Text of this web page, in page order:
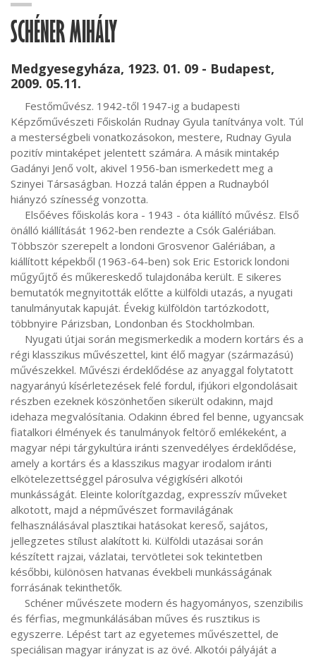
SCHÉNER MIHÁLY
Medgyesegyháza, 1923. 01. 09 - Budapest,
2009. 05.11.
Képzőművészeti Főiskolán Rudnay Gyula tanítványa volt. Túl
a mesterségbeli vonatkozásokon, mestere, Rudnay Gyula
pozitív mintaképet jelentett számára. A másik mintakép
Gadányi Jenő volt, akivel 1956-ban ismerkedett meg a
Szinyei Társaságban. Hozzá talán éppen a Rudnayból
hiányzó színesség vonzotta.
önálló kiállítását 1962-ben rendezte a Csók Galériában.
Többször szerepelt a londoni Grosvenor Galériában, a
kiállított képekből (1963-64-ben) sok Eric Estorick londoni
műgyűjtő és műkereskedő tulajdonába került. E sikeres
bemutatók megnyitották előtte a külföldi utazás, a nyugati
tanulmányutak kapuját. Évekig külföldön tartózkodott,
többnyire Párizsban, Londonban és Stockholmban.
régi klasszikus művészettel, kint élő magyar (származású)
művészekkel. Művészi érdeklődése az anyaggal folytatott
nagyarányú kísérletezések felé fordul, ifjúkori elgondolásait
részben ezeknek köszönhetően sikerült odakinn, majd
idehaza megvalósítania. Odakinn ébred fel benne, ugyancsak
fiatalkori élmények és tanulmányok feltörő emlékeként, a
magyar népi tárgykultúra iránti szenvedélyes érdeklődése,
amely a kortárs és a klasszikus magyar irodalom iránti
elkötelezettséggel párosulva végigkíséri alkotói
munkásságát. Eleinte kolorítgazdag, expresszív műveket
alkotott, majd a népművészet formavilágának
felhasználásával plasztikai hatásokat kereső, sajátos,
jellegzetes stílust alakított ki. Külföldi utazásai során
készített rajzai, vázlatai, tervötletei sok tekintetben
későbbi, különösen hatvanas évekbeli munkásságának
forrásának tekinthetők.
és férfias, megmunkálásában műves és rusztikus is
egyszerre. Lépést tart az egyetemes művészettel, de
speciálisan magyar irányzat is az övé. Alkotói pályáját a